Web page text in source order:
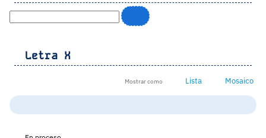
Letra X
Mostrar como Lista Mosaico